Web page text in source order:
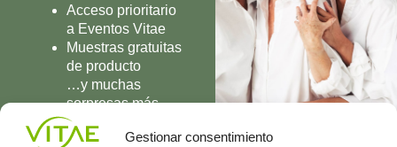
Gestionar consentimiento
Acceso prioritario
a Eventos Vitae
Muestras gratuitas
de producto
…y muchas
sorpresas más
UNIRME